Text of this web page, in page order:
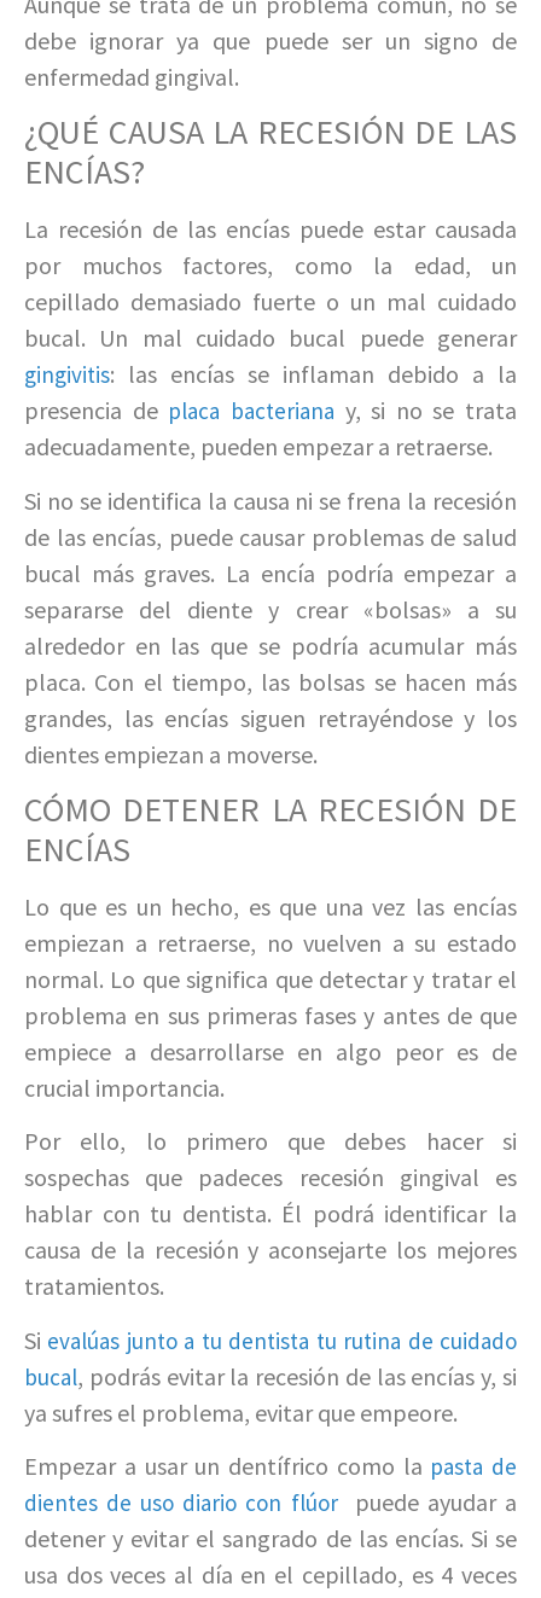
debe ignorar ya que puede ser un signo de
enfermedad gingival.
¿QUÉ CAUSA LA RECESIÓN DE LAS
ENCÍAS?
La recesión de las encías puede estar causada
por muchos factores, como la edad, un
cepillado demasiado fuerte o un mal cuidado
bucal. Un mal cuidado bucal puede generar
gingivitis: las encías se inflaman debido a la
presencia de placa bacteriana y, si no se trata
adecuadamente, pueden empezar a retraerse.
Si no se identifica la causa ni se frena la recesión
de las encías, puede causar problemas de salud
bucal más graves. La encía podría empezar a
separarse del diente y crear «bolsas» a su
alrededor en las que se podría acumular más
placa. Con el tiempo, las bolsas se hacen más
grandes, las encías siguen retrayéndose y los
dientes empiezan a moverse.
CÓMO DETENER LA RECESIÓN DE
ENCÍAS
Lo que es un hecho, es que una vez las encías
empiezan a retraerse, no vuelven a su estado
normal. Lo que significa que detectar y tratar el
problema en sus primeras fases y antes de que
empiece a desarrollarse en algo peor es de
crucial importancia.
Por ello, lo primero que debes hacer si
sospechas que padeces recesión gingival es
hablar con tu dentista. Él podrá identificar la
causa de la recesión y aconsejarte los mejores
tratamientos.
Si evalúas junto a tu dentista tu rutina de cuidado
bucal, podrás evitar la recesión de las encías y, si
ya sufres el problema, evitar que empeore.
Empezar a usar un dentífrico como la pasta de
dientes de uso diario con flúorpuede ayudar a
detener y evitar el sangrado de las encías. Si se
usa dos veces al día en el cepillado, es 4 veces